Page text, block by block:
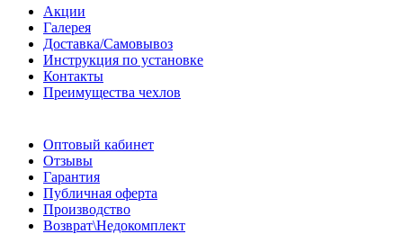
Акции
Галерея
Доставка/Самовывоз
Инструкция по установке
Контакты
Преимущества чехлов
Оптовый кабинет
Отзывы
Гарантия
Публичная оферта
Производство
Возврат\Недокомплект